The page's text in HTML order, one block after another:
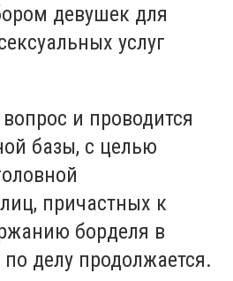
девушек для
услуг
и проводится
базы, с целью
причастных к
борделя в
делу продолжается.